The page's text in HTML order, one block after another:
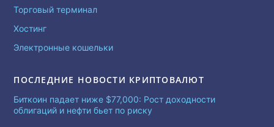
Торговый терминал
Хостинг
Электронные кошельки
ПОСЛЕДНИЕ НОВОСТИ КРИПТОВАЛЮТ
Биткоин падает ниже $77,000: Рост доходности
облигаций и нефти бьет по риску